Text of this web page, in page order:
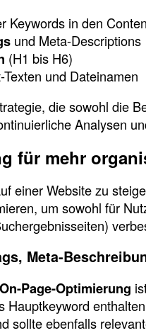
Keywords in den
und Meta-Descriptions
(H1 bis H6)
und Dateinamen
die sowohl die
Analysen
für mehr
einer Website zu
um sowohl für
Meta-
On-Page-Optimierung
Hauptkeyword
sollte ebenfalls